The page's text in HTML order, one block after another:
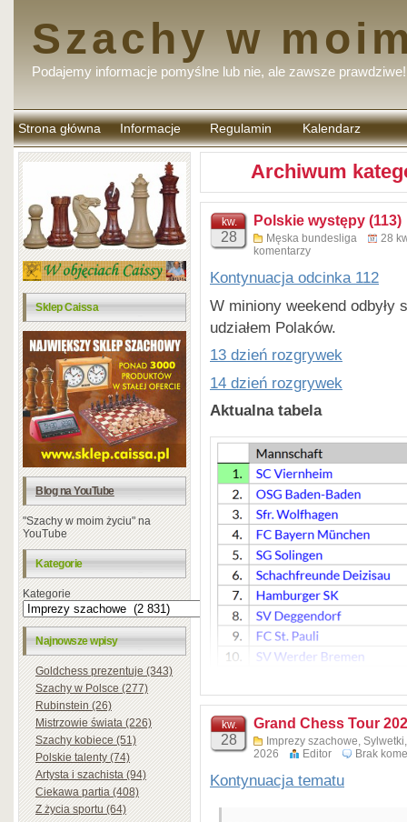
Szachy w
Podajemy informacje pomyślne lub nie, ale zawsze prawdziwe!
Strona główna Informacje Regulamin
komentarzy
Kalendarz
Sklep Caissa
Blog na YouTube
"Szachy w moim życiu" na
YouTube
Kategorie
Kategorie
Najnowsze wpisy
Goldchess prezentuje (343)
Szachy w Polsce (277)
Rubinstein (26)
Mistrzowie świata (226)
Szachy kobiece (51)
Polskie talenty (74)
Artysta i szachista (94)
Ciekawa partia (408)
Z życia sportu (64)
Archiwum
kw.
28
Polskie występy (113)
Męska bundesliga
28
komentarzy
Kontynuacja odcinka 112
W miniony weekend
udziałem Polaków.
13 dzień rozgrywek
14 dzień rozgrywek
Aktualna tabela
kw.
28
Grand Chess Tour
Imprezy szachowe, Sylwetki
2026
Editor Brak
Kontynuacja tematu